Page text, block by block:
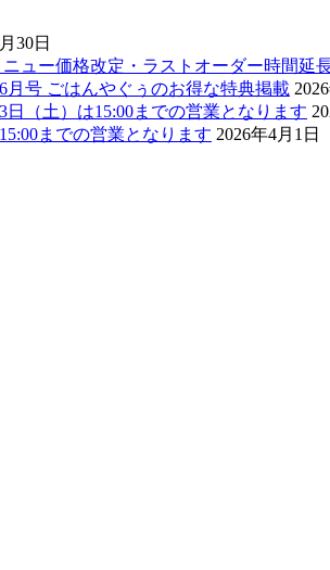
30日
ニュー価格改定・ラストオーダー時間延
号 ごはんやぐぅのお得な特典掲載
日（土）は15:00までの営業となります
までの営業となります 2026年4月1日